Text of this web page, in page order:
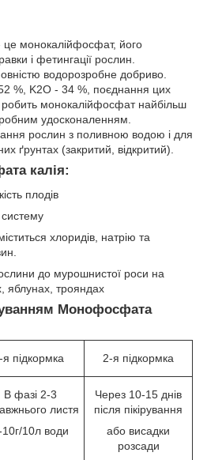
монокалійфосфат, його
і фетингації рослин.
водорозробне добриво.
%, K2O - 34 %, поєднання цих
монокалійфосфат найбільш
удосконаленням.
рослин з поливною водою і для
ґрунтах (закритий, відкритий).
калія:
плодів
хлоридів, натрію та
до мурошнистої роси на
яблунах, трояндах
Монофосфата
я підкормка 2-я підкормка
В фазі 2-3
листя
10л води
Через 10-15 днів
після пікірування
або висадки
розсади